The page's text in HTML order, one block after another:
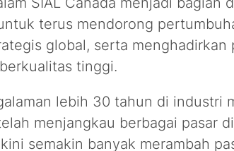
terus mendorong
global, serta
tinggi.
lebih 30 tahun di industri
menjangkau berbagai pasar
semakin banyak merambah